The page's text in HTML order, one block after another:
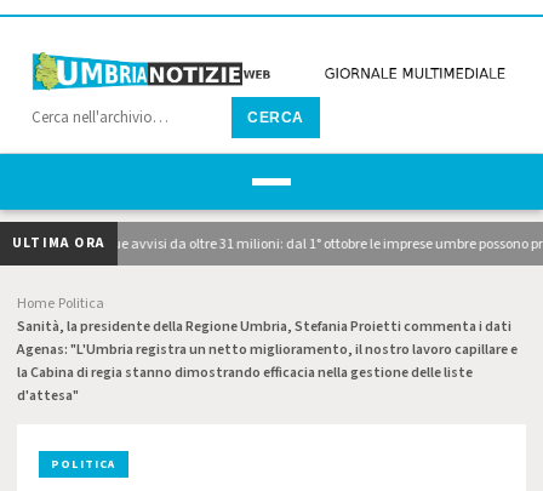
CERCA
ULTIMA ORAi due avvisi da oltre 31 milioni: dal 1° ottobre le imprese umbre possono
Home Politica
Sanità, la presidente della Regione Umbria, Stefania Proietti commenta i dati
Agenas: "L'Umbria registra un netto miglioramento, il nostro lavoro capillare e
la Cabina di regia stanno dimostrando efficacia nella gestione delle liste
d'attesa"
POLITICA